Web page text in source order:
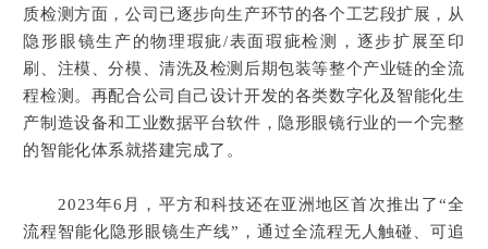
质检测方面，公司已逐步向生产环节的各个工艺段扩展，从
隐形眼镜生产的物理瑕疵/表面瑕疵检测，逐步扩展至印
刷、注模、分模、清洗及检测后期包装等整个产业链的全流
程检测。再配合公司自己设计开发的各类数字化及智能化生
产制造设备和工业数据平台软件，隐形眼镜行业的一个完整
的智能化体系就搭建完成了。
2023年6月，平方和科技还在亚洲地区首次推出了“全
流程智能化隐形眼镜生产线” ，通过全流程无人触碰、可追